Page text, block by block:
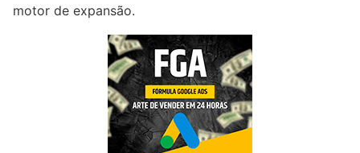
motor de expansão.